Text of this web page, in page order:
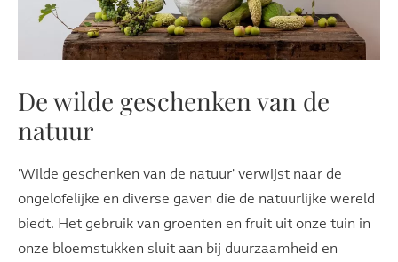
De wilde geschenken van de
natuur
'Wilde geschenken van de natuur' verwijst naar de
ongelofelijke en diverse gaven die de natuurlijke wereld
biedt. Het gebruik van groenten en fruit uit onze tuin in
onze bloemstukken sluit aan bij duurzaamheid en